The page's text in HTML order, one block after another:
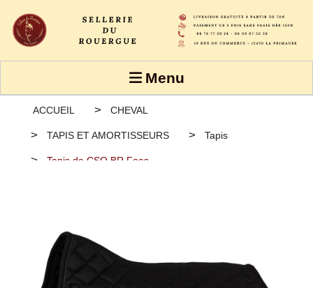
Menu
ACCUEIL CHEVAL
TAPIS ET AMORTISSEURS Tapis
Tapis de CSO BR Faas